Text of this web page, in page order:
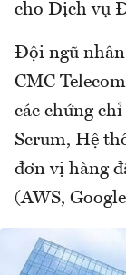
cho Dịch vụ
Đội ngũ nhân
CMC
các chứng
Scrum, Hệ
đơn vị hàng
(AWS,